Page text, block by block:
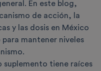
En este blog,
de acción, la
y las dosis en México
mantener niveles
suplemento tiene raíces